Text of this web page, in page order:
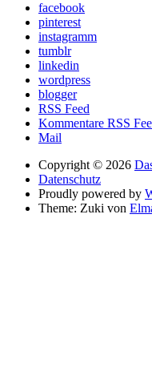
facebook
pinterest
instagramm
tumblr
linkedin
wordpress
blogger
RSS Feed
Kommentare RSS
Mail
Copyright © 2026
Datenschutz
Proudly powered by
Theme: Zuki von